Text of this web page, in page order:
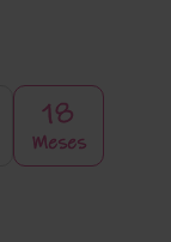
18
Meses